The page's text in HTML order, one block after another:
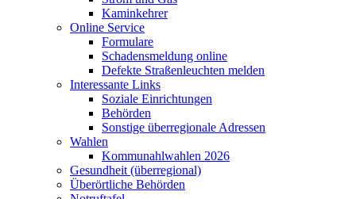
Kaminkehrer
Online Service
Formulare
Schadensmeldung online
Defekte Straßenleuchten melden
Interessante Links
Soziale Einrichtungen
Behörden
Sonstige überregionale Adressen
Wahlen
Kommunahlwahlen 2026
Gesundheit (überregional)
Überörtliche Behörden